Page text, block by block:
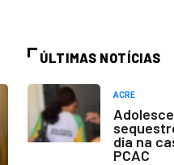
ÚLTIMAS NOTÍCIAS
ACRE
dia na
PCAC